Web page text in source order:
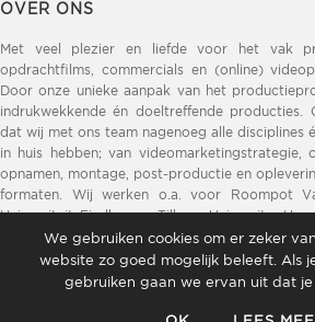
OVER ONS
Met veel plezier en liefde voor het vak
opdrachtfilms, commercials en (online)
Door onze unieke aanpak van het
indrukwekkende én doeltreffende
dat wij met ons team nagenoeg alle disciplines
in huis hebben; van videomarketingstrategie,
opnamen, montage, post-productie en
formaten. Wij werken o.a. voor Roompot
Universiteit Eindhoven, Tilburg University,
DELA, Opvoeden.nl, ZLM Verzekeringen,
Noord-Brabant, Sint Lucas, ZLTO.
We gebruiken cookies om er zeker
website zo goed mogelijk beleeft. Als
gebruiken gaan we ervan uit dat